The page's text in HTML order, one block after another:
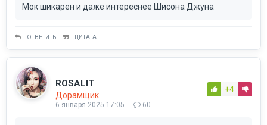
Мок шикарен и даже интереснее Шисона Джуна
ОТВЕТИТЬ ЦИТАТА
ROSALIT
Дорамщик
6 января 2025 17:05 60
+4